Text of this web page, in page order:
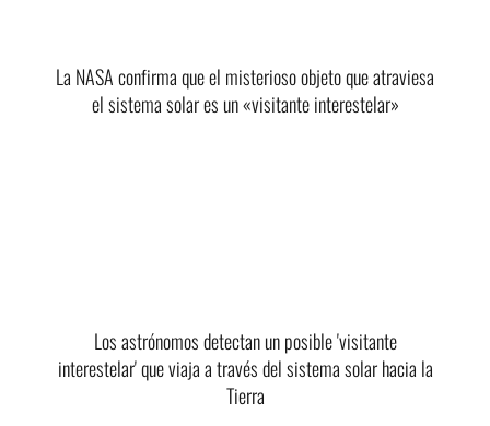
La NASA confirma que el misterioso objeto que atraviesa
el sistema solar es un «visitante interestelar»
Los astrónomos detectan un posible 'visitante
interestelar' que viaja a través del sistema solar hacia la
Tierra